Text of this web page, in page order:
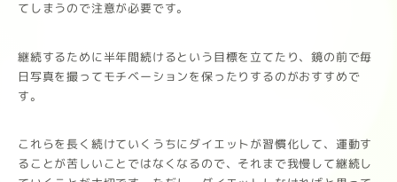
てしまうので注意が必要です。
継続するために半年間続けるという目標を立てたり、鏡の前で毎
日写真を撮ってモチベーションを保ったりするのがおすすめで
す。
これらを長く続けていくうちにダイエットが習慣化して、運動す
ることが苦しいことではなくなるので、それまで我慢して継続し